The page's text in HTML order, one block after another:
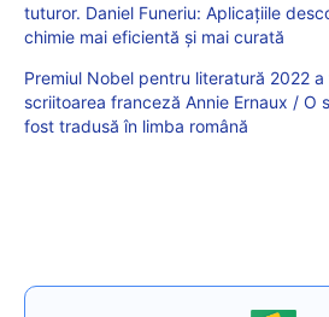
tuturor. Daniel Funeriu: Aplicațiile
chimie mai eficientă și mai curată
Premiul Nobel pentru literatură 2022
scriitoarea franceză Annie Ernaux / O
fost tradusă în limba română